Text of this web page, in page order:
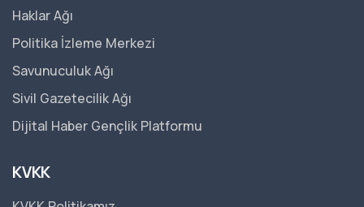
Haklar Ağı
Politika İzleme Merkezi
Savunuculuk Ağı
Sivil Gazetecilik Ağı
Dijital Haber Gençlik Platformu
KVKK